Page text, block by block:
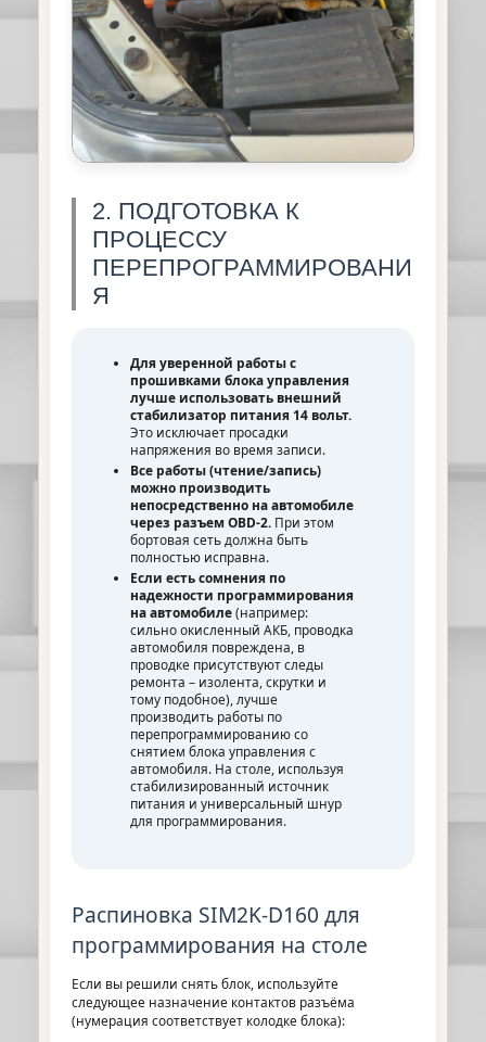
2. ПОДГОТОВКА К
ПРОЦЕССУ
ПЕРЕПРОГРАММИРОВАНИ
Я
Для уверенной работы с
прошивками блока управления
лучше использовать внешний
стабилизатор питания 14 вольт.
Это исключает просадки
напряжения во время записи.
Все работы (чтение/запись)
можно производить
непосредственно на автомобиле
через разъем OBD-2.При этом
бортовая сеть должна быть
полностью исправна.
Если есть сомнения по
надежности программирования
на автомобиле(например:
сильно окисленный АКБ, проводка
автомобиля повреждена, в
проводке присутствуют следы
ремонта – изолента, скрутки и
тому подобное), лучше
производить работы по
перепрограммированию со
снятием блока управления с
автомобиля. На столе, используя
стабилизированный источник
питания и универсальный шнур
для программирования.
Распиновка SIM2K-D160 для
программирования на столе
Если вы решили снять блок, используйте
следующее назначение контактов разъёма
(нумерация соответствует колодке блока):